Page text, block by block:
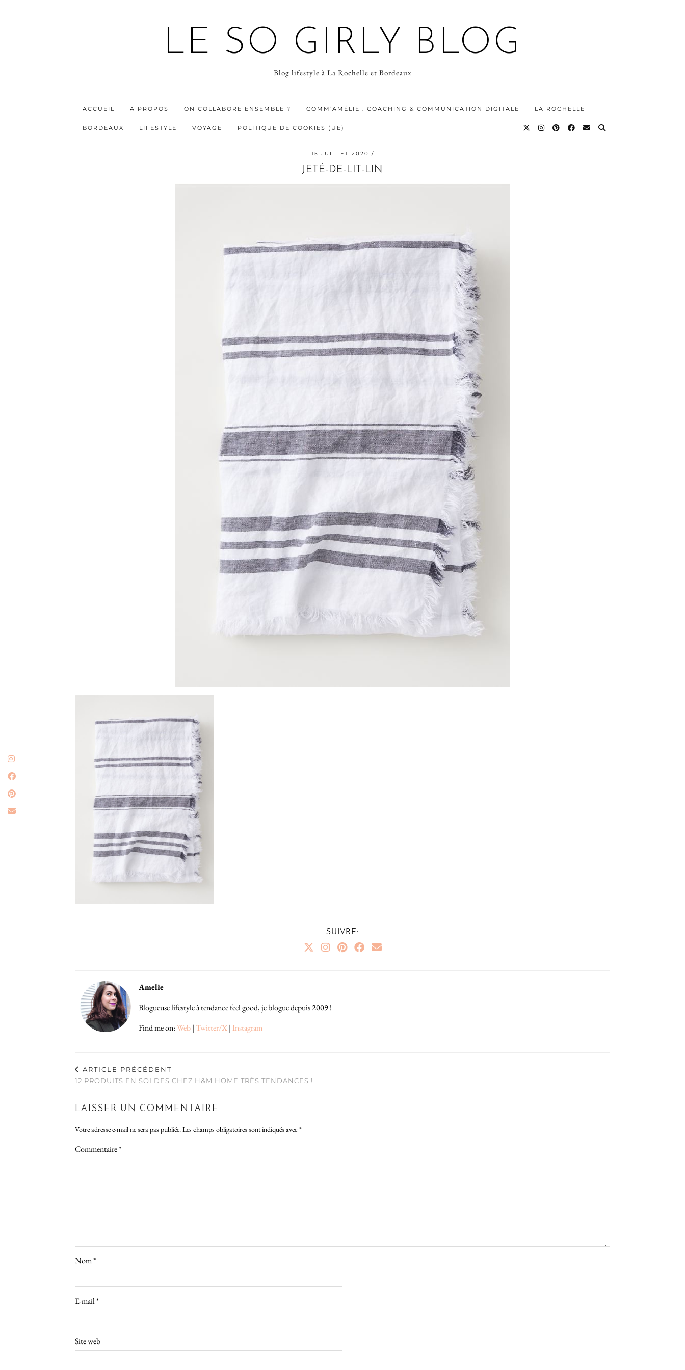
LE SO GIRLY BLOG
Blog lifestyle à La Rochelle et Bordeaux
ACCUEIL A PROPOS ON COLLABORE ENSEMBLE ? COMM’AMÉLIE : COACHING & COMMUNICATION DIGITALE LA ROCHELLE
BORDEAUX LIFESTYLE VOYAGE POLITIQUE DE COOKIES (UE)
15 JUILLET 2020
JETÉ-DE-LIT-LIN
SUIVRE:
Amelie
Blogueuse lifestyle à tendance feel good, je blogue depuis 2009 !
Find me on:Web|Twitter/X| Instagram
ARTICLE PRÉCÉDENT
12 PRODUITS EN SOLDES CHEZ H&M HOME TRÈS TENDANCES !
LAISSER UN COMMENTAIRE
Votre adresse e-mail ne sera pas publiée.Les champs obligatoires sont indiqués avec *
Commentaire*
Nom*
E-mail*
Site web